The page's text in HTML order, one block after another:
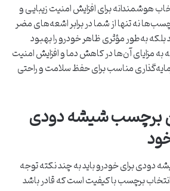
برای افزایش امنیت زیبایی و
نه تنها از شما در برابر اشعه‌های مضر
به‌طور مؤثری ظاهر خودرو را بهبود
مزایای آن‌ها در کاهش دما و افزایش امنیت
مناسب برای حفظ سلامت و راحتی
برچسب شیشه دودی
دودی برای خودرو باید به چند نکته توجه
برچسب با کیفیت است که قادر باشد